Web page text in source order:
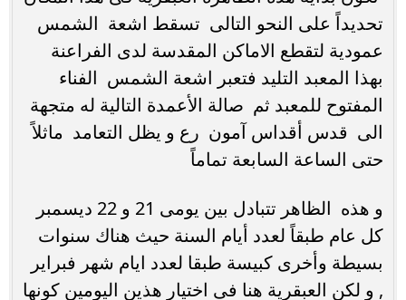
تحديداً على النحو التالى تسقط اشعة الشمس
عمودية لتقطع الاماكن المقدسة لدى الفراعنة
بهذا المعبد التليد فتعبر اشعة الشمس الفناء
المفتوح للمعبد ثم صالة الأعمدة التالية له متجهة
الى قدس أقداس آمون رع و يظل التعامد ماثلاً
حتى الساعة السابعة تماماً
و هذه الظاهر تتبادل بين يومى 21 و 22 ديسمبر
كل عام طبقاً لعدد أيام السنة حيث هناك سنوات
بسيطة وأخرى كبيسة طبقا لعدد ايام شهر فبراير
, و لكن العبقرية هنا فى اختيار هذين اليومين كونها